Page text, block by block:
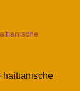
haitianische